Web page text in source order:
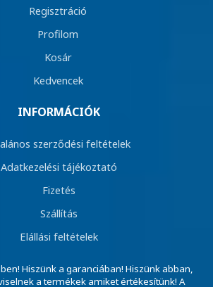
Regisztráció
Profilom
Kosár
Kedvencek
INFORMÁCIÓK
szerződési feltételek
Adatkezelési tájékoztató
Fizetés
Szállítás
Elállási feltételek
Hiszünk a garanciában! Hiszünk abban,
a termékek amiket értékesítünk! A